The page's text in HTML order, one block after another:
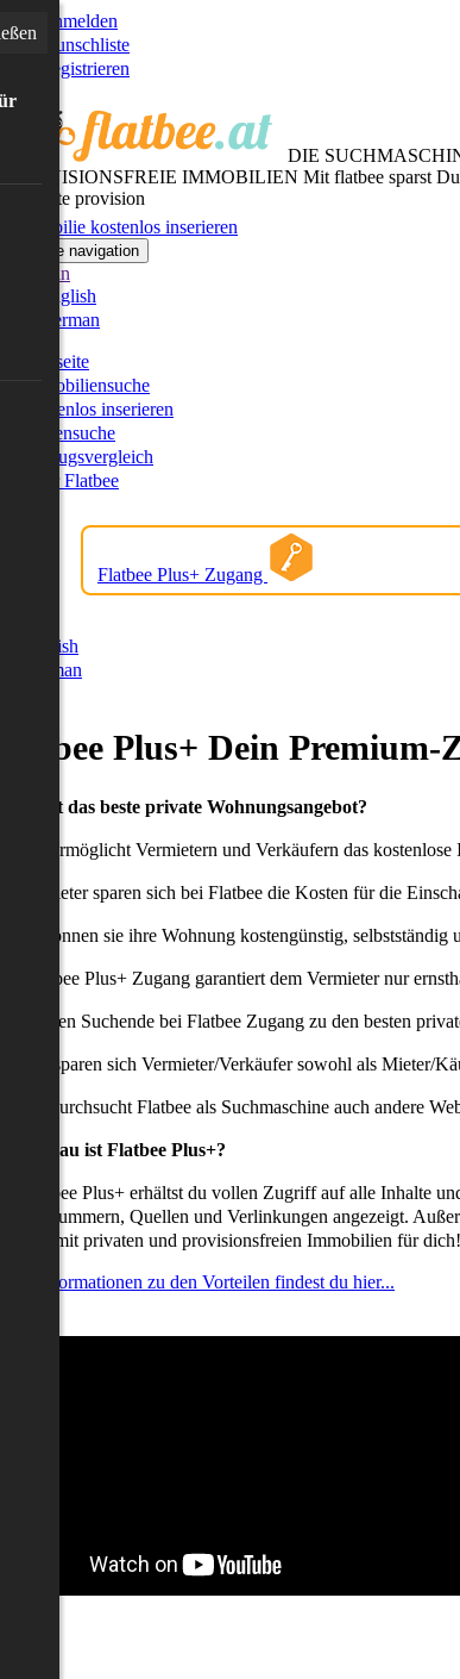
Anmelden
Wunschliste
Registrieren
DIE
PROVISIONSFREIE IMMOBILIEN Mit flatbee sparst
gesamte provision
Immobilie kostenlos inserieren
Toggle navigation
German
English
German
Startseite
Immobiliensuche
Kostenlos inserieren
Kartensuche
Umzugsvergleich
Über Flatbee
Flatbee Plus+ Zugang
English
German
Plus+ Dein
willst das beste private Wohnungsangebot?
ermöglicht Vermietern und Verkäufern das
Anbieter sparen sich bei Flatbee die Kosten für die
können sie ihre Wohnung kostengünstig, selbstständig
Flatbee Plus+ Zugang garantiert dem Vermieter nur
erhalten Suchende bei Flatbee Zugang zu den besten
uns sparen sich Vermieter/Verkäufer sowohl als Mieter/
durchsucht Flatbee als Suchmaschine auch andere
genau ist Flatbee Plus+?
Flatbee Plus+ erhältst du vollen Zugriff auf alle Inhalte
Quellen und Verlinkungen angezeigt.
mit privaten und provisionsfreien Immobilien für dich!
Informationen zu den Vorteilen findest du hier...